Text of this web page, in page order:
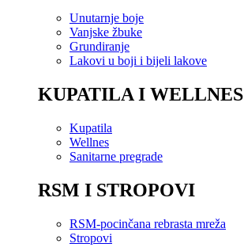
Unutarnje boje
Vanjske žbuke
Grundiranje
Lakovi u boji i bijeli lakove
KUPATILA I WELLNES
Kupatila
Wellnes
Sanitarne pregrade
RSM I STROPOVI
RSM-pocinčana rebrasta mreža
Stropovi